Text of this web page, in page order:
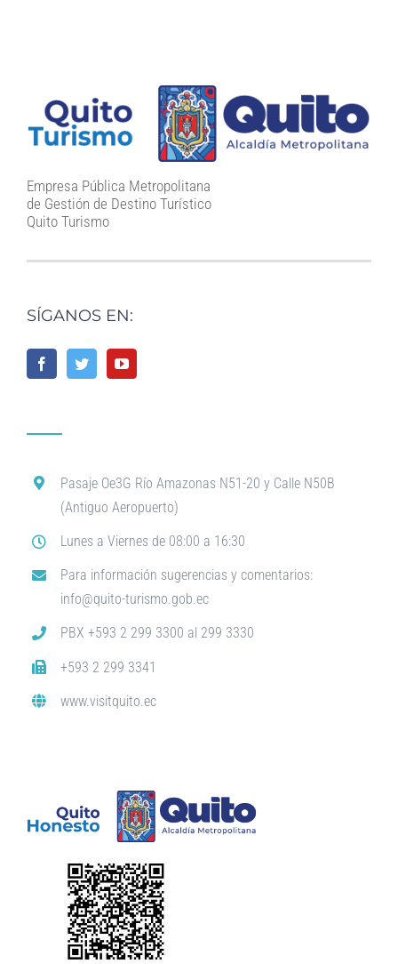
Empresa Pública Metropolitana
de Gestión de Destino Turístico
Quito Turismo
SÍGANOS EN:
Pasaje Oe3G Río Amazonas N51-20 y Calle N50B
(Antiguo Aeropuerto)
Lunes a Viernes de 08:00 a 16:30
Para información sugerencias y comentarios:
info@quito-turismo.gob.ec
PBX +593 2 299 3300 al 299 3330
+593 2 299 3341
www.visitquito.ec